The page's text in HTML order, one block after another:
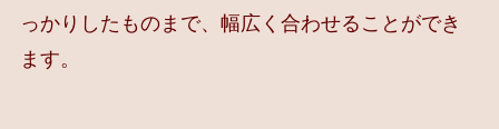
っかりしたものまで、幅広く合わせることができ
ます。